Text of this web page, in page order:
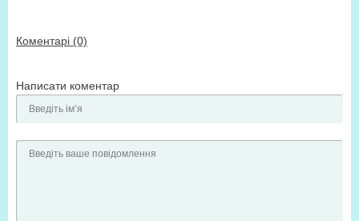
Коментарі (0)
Написати коментар